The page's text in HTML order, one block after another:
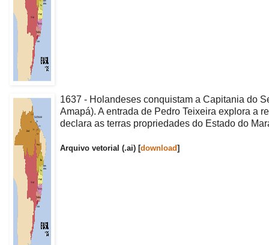
1637 - Holandeses conquistam a Capitania do
Amapá). A entrada de Pedro Teixeira explora a
declara as terras propriedades do Estado do
Arquivo vetorial (.ai) [download]